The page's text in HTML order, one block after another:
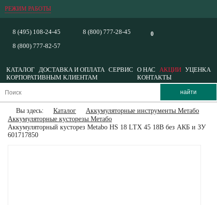
РЕЖИМ РАБОТЫ
0
8 (495) 108-24-45
8 (800) 777-82-57
8 (800) 777-28-45
КАТАЛОГ ДОСТАВКА И ОПЛАТА СЕРВИС О НАС АКЦИИ УЦЕНКА
КОРПОРАТИВНЫМ КЛИЕНТАМ
КОНТАКТЫ
Вы здесь: Каталог
Аккумуляторные инструменты Метабо
Аккумуляторные кусторезы Метабо
Аккумуляторный кусторез Metabo HS 18 LTX 45 18В без АКБ и ЗУ
601717850